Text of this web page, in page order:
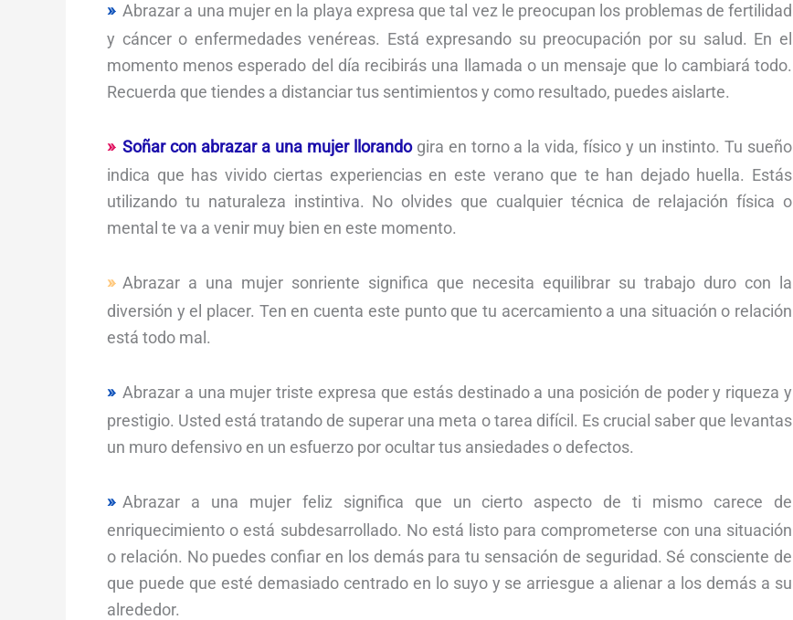
Abrazar a una mujer en la playa expresa que tal vez le preocupan los problemas de fertilidad
y cáncer o enfermedades venéreas. Está expresando su preocupación por su salud. En el
momento menos esperado del día recibirás una llamada o un mensaje que lo cambiará todo.
Recuerda que tiendes a distanciar tus sentimientos y como resultado, puedes aislarte.
Soñar con abrazar a una mujer llorandogira en torno a la vida, físico y un instinto. Tu sueño
indica que has vivido ciertas experiencias en este verano que te han dejado huella. Estás
utilizando tu naturaleza instintiva. No olvides que cualquier técnica de relajación física o
mental te va a venir muy bien en este momento.
Abrazar a una mujer sonriente significa que necesita equilibrar su trabajo duro con la
diversión y el placer. Ten en cuenta este punto que tu acercamiento a una situación o relación
está todo mal.
Abrazar a una mujer triste expresa que estás destinado a una posición de poder y riqueza y
prestigio. Usted está tratando de superar una meta o tarea difícil. Es crucial saber que levantas
un muro defensivo en un esfuerzo por ocultar tus ansiedades o defectos.
Abrazar a una mujer feliz significa que un cierto aspecto de ti mismo carece de
enriquecimiento o está subdesarrollado. No está listo para comprometerse con una situación
o relación. No puedes confiar en los demás para tu sensación de seguridad. Sé consciente de
que puede que esté demasiado centrado en lo suyo y se arriesgue a alienar a los demás a su
alrededor.